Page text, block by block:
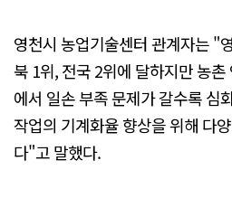
영천시 농업기술센터 관계자는 "
북 1위, 전국 2위에 달하지만 농
에서 일손 부족 문제가 갈수록 심
작업의 기계화율 향상을 위해 다
다"고 말했다.